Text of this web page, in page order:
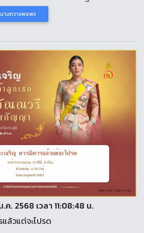
ามถวายพระพร
ค. 2568 เวลา 11:08:48 น.
ล้วแต่จะโปรด